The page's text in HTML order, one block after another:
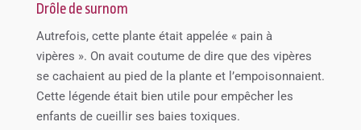
Drôle de surnom
Autrefois, cette plante était appelée « pain à
vipères ». On avait coutume de dire que des vipères
se cachaient au pied de la plante et l’empoisonnaient.
Cette légende était bien utile pour empêcher les
enfants de cueillir ses baies toxiques.